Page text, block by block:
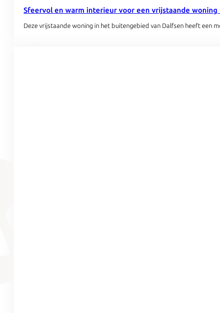
Sfeervol en warm interieur voor een vrijstaande woning
Deze vrijstaande woning in het buitengebied van Dalfsen heeft een